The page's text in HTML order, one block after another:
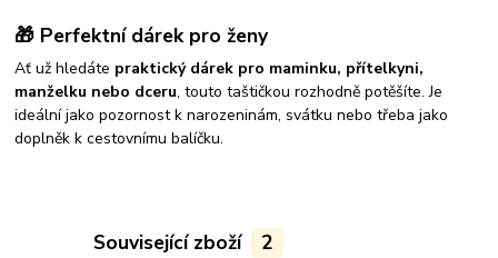
🎁 Perfektní dárek pro ženy
Ať už hledáte praktický dárek pro maminku, přítelkyni,
manželku nebo dceru, touto taštičkou rozhodně potěšíte. Je
ideální jako pozornost k narozeninám, svátku nebo třeba jako
doplněk k cestovnímu balíčku.
Související zboží 2